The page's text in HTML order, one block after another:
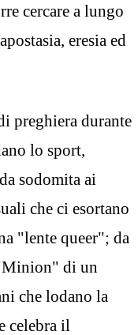
cercare a lungo
eresia ed
preghiera durante
lo sport,
sodomita ai
che ci esortano
"lente queer"; da
di un
che lodano la
celebra il